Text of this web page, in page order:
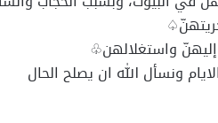
واستغلالهن♧
ونسأل الله ان يصلح الحال